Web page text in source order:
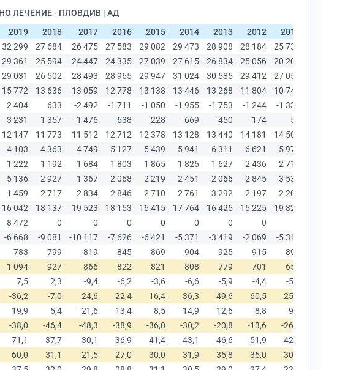
ЛЕЧЕНИЕ - ПЛОВДИВ | АД
2019 2018 2017 2016 2015 2014 2013 2012 2011